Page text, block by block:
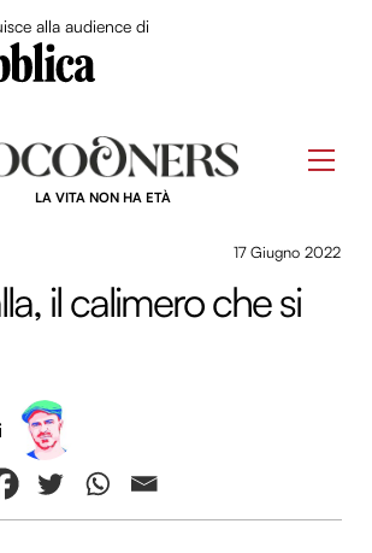
alla audience di
LA VITA NON HA ETÀ
17 Giugno 2022
il calimero che si